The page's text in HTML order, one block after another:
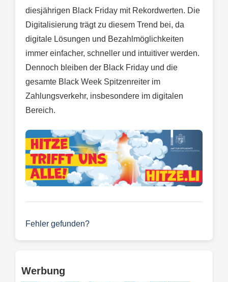
diesjährigen Black Friday mit Rekordwerten. Die
Digitalisierung trägt zu diesem Trend bei, da
digitale Lösungen und Bezahlmöglichkeiten
immer einfacher, schneller und intuitiver werden.
Dennoch bleiben der Black Friday und die
gesamte Black Week Spitzenreiter im
Zahlungsverkehr, insbesondere im digitalen
Bereich.
Fehler gefunden?
Werbung